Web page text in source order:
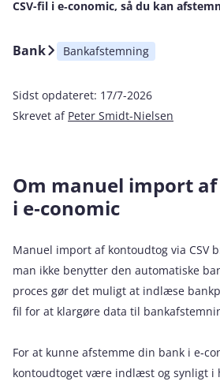
CSV-fil i e‑conomic, så du kan
Bank Bankafstemning
Sidst opdateret: 17/7-2026
Skrevet af Peter Smidt-Nielsen
Om manuel import
i e‑conomic
Manuel import af kontoudtog via CSV
man ikke benytter den automatiske
proces gør det muligt at indlæse
fil for at klargøre data til
For at kunne afstemme din bank i
kontoudtoget være indlæst og synligt i